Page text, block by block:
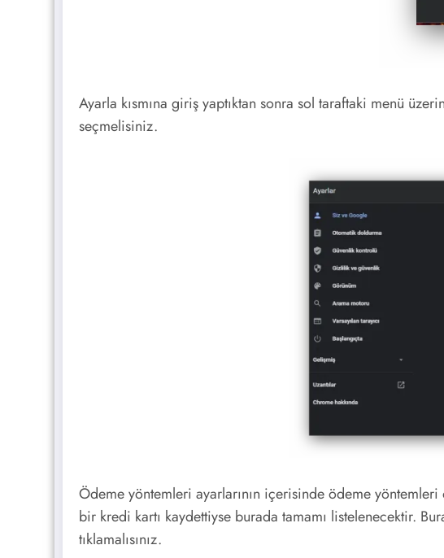
Ayarla kısmına giriş yaptıktan sonra sol taraftaki menü
seçmelisiniz.
Ödeme yöntemleri ayarlarının içerisinde ödeme yöntemleri
bir kredi kartı kaydettiyse burada tamamı listelenecektir.
tıklamalısınız.